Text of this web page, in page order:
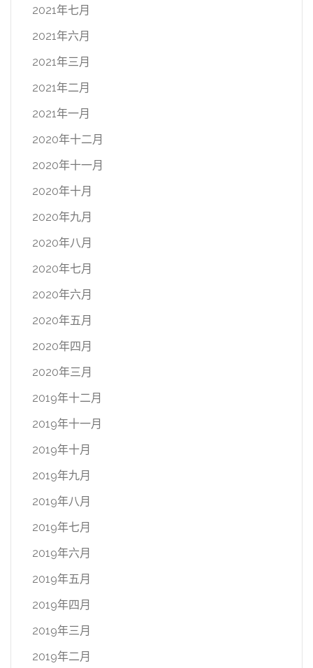
2021年七月
2021年六月
2021年三月
2021年二月
2021年一月
2020年十二月
2020年十一月
2020年十月
2020年九月
2020年八月
2020年七月
2020年六月
2020年五月
2020年四月
2020年三月
2019年十二月
2019年十一月
2019年十月
2019年九月
2019年八月
2019年七月
2019年六月
2019年五月
2019年四月
2019年三月
2019年二月